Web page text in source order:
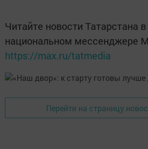
Читайте новости Татарстана в
национальном мессенджере
https://max.ru/tatmedia
Перейти на страницу